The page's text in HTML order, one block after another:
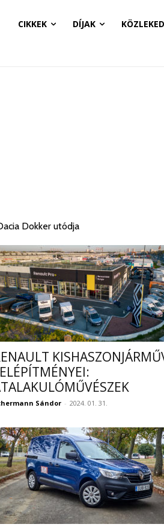
CIKKEK DÍJAK
Dokker utódja
Sándor - 2024. 01. 31.